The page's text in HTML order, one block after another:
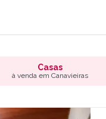
Casas
à venda em Canavieiras